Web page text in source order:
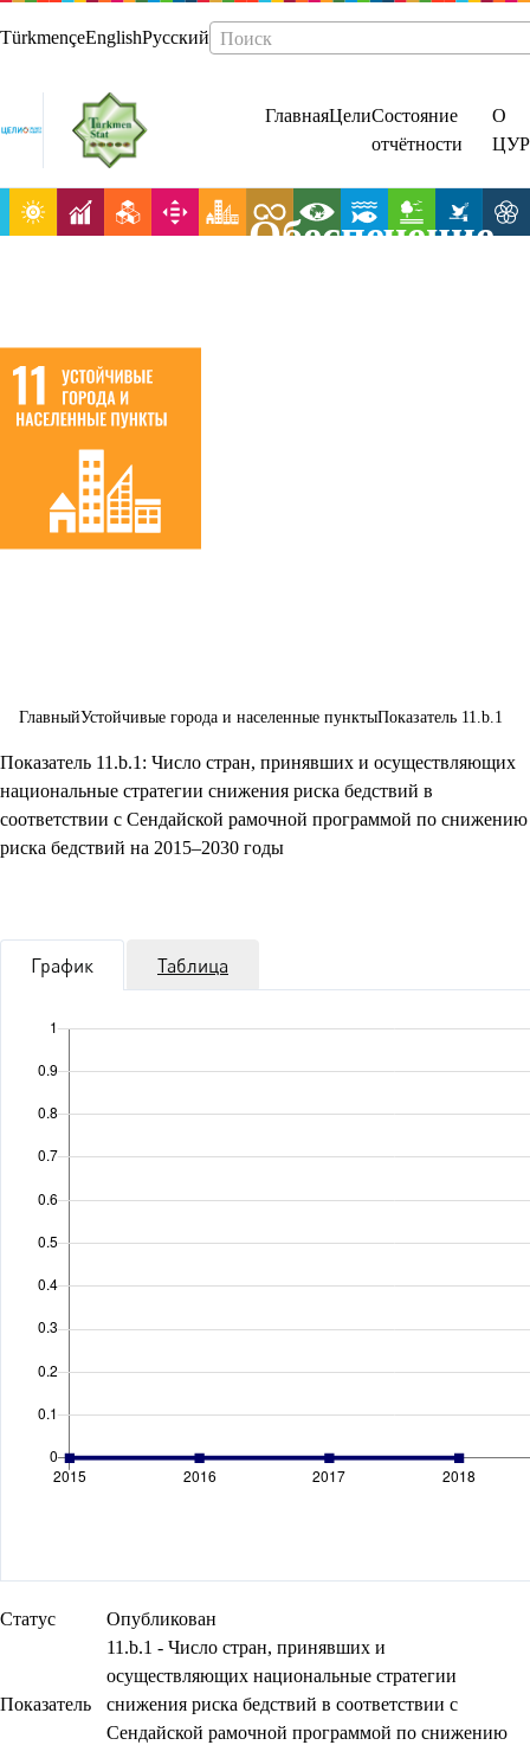
TürkmençeEnglishРусский Поиск
ГлавнаяЦелиСостояние
отчётности
О
ЦУР
Обеспечение
ГлавныйУстойчивые города и населенные пунктыПоказатель 11.b.1
Показатель 11.b.1: Число стран, принявших и осуществляющих
национальные стратегии снижения риска бедствий в
соответствии с Сендайской рамочной программой по снижению
риска бедствий на 2015–2030 годы
Статус Опубликован
Показатель
11.b.1 - Число стран, принявших и
осуществляющих национальные стратегии
снижения риска бедствий в соответствии с
Сендайской рамочной программой по снижению